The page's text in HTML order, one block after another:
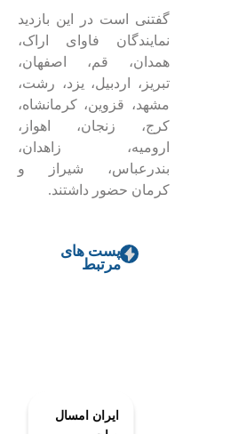
پست های
مرتبط
ایران امسال
گفتنی است در این بازدید
نمایندگان فاوای اراک،
همدان، قم، اصفهان،
تبریز، اردبیل، یزد، رشت،
مشهد، قزوین، کرمانشاه،
کرج، زنجان، اهواز،
ارومیه، زاهدان،
بندرعباس، شیراز و
کرمان حضور داشتند.